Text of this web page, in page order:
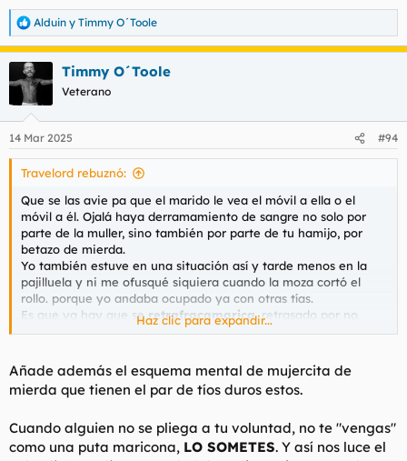
R
e
a
c
e
s
Alduin y Timmy O´Toole
Timmy O´Toole
Veterano
14 Mar 2025 #94
Travelord rebuznó:
Que se las avie pa que el marido le vea el móvil a ella o el
móvil a él. Ojalá haya derramamiento de sangre no solo por
parte de la muller, sino también por parte de tu hamijo, por
betazo de mierda.
Yo también estuve en una situación así y tarde menos en la
pajilluela y ni me ofusqué siquiera cuando la moza cortó el
rollo. porque yo andaba ocupado ya con otras tías.
Es que ya hay que se retrafracamarica, retrasado por no
haber pensado ya una putada si era lo que se quería,
puta paja mal hecha y marica por no tener huevos a hacer las
cosas solo y pedir ayuda.
Haz clic para expandir...
Añade además el esquema mental de mujercita de
mierda que tienen el par de tíos duros estos.
Cuando alguien no se pliega a tu voluntad, no te "vengas"
como una puta maricona, LO SOMETES. Y así nos luce el